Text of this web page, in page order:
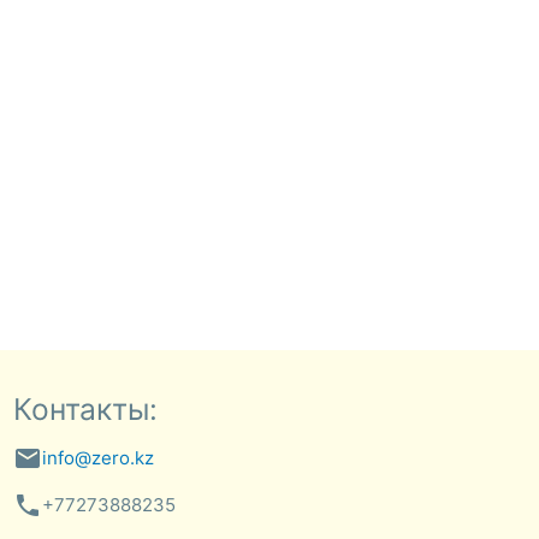
Контакты:
emailinfo@zero.kz
phone +77273888235